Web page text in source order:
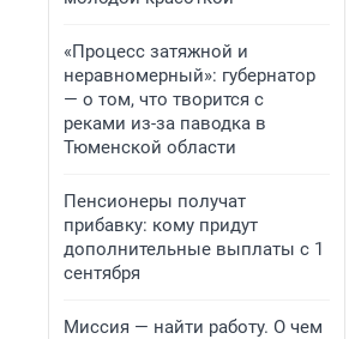
«Процесс затяжной и
неравномерный»: губернатор
— о том, что творится с
реками из-за паводка в
Тюменской области
Пенсионеры получат
прибавку: кому придут
дополнительные выплаты с 1
сентября
Миссия — найти работу. О чем